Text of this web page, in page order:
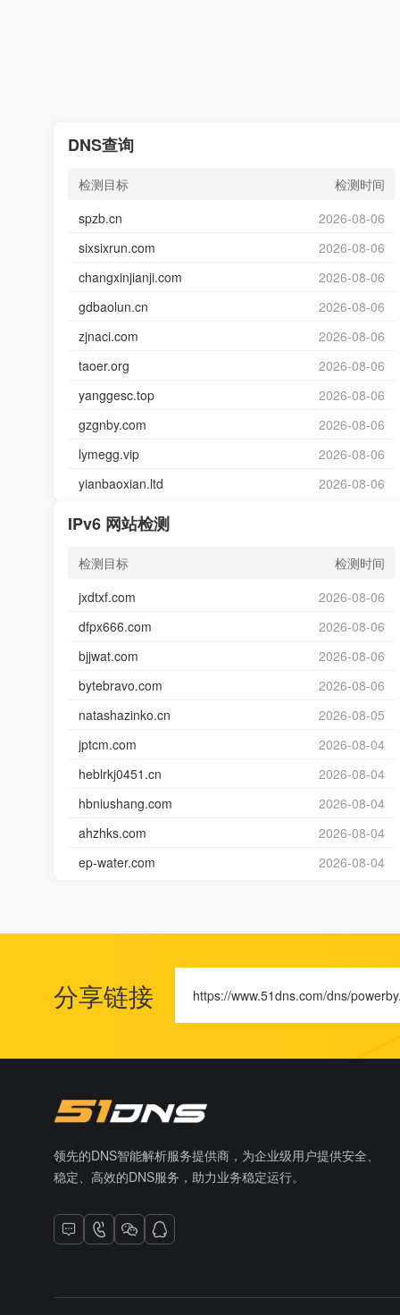
DNS查询
检测目标
检测时间
spzb.cn
2026-08-06
sixsixrun.com
2026-08-06
changxinjianji.com
2026-08-06
gdbaolun.cn
2026-08-06
zjnaci.com
2026-08-06
taoer.org
2026-08-06
yanggesc.top
2026-08-06
gzgnby.com
2026-08-06
lymegg.vip
2026-08-06
yianbaoxian.ltd
2026-08-06
IPv6 网站检测
检测目标
检测时间
jxdtxf.com
2026-08-06
dfpx666.com
2026-08-06
bjjwat.com
2026-08-06
bytebravo.com
2026-08-06
natashazinko.cn
2026-08-05
jptcm.com
2026-08-04
heblrkj0451.cn
2026-08-04
hbniushang.com
2026-08-04
ahzhks.com
2026-08-04
ep-water.com
2026-08-04
分享链接 https://www.51dns.com/dns/
领先的DNS智能解析服务提供商，为企业级用户提供安全、
稳定、高效的DNS服务，助力业务稳定运行。